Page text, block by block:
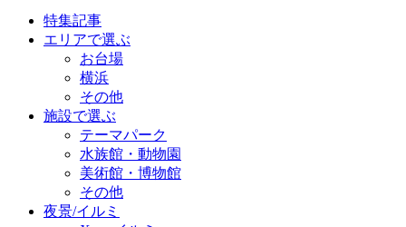
特集記事
エリアで選ぶ
お台場
横浜
その他
施設で選ぶ
テーマパーク
水族館・動物園
美術館・博物館
その他
夜景/イルミ